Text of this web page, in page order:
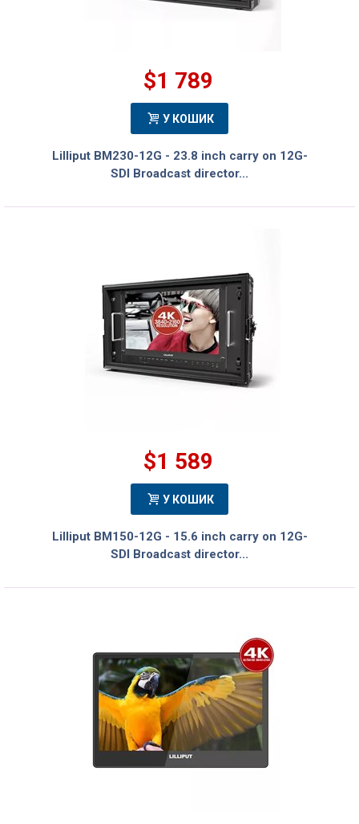
$1 789
У КОШИК
Lilliput BM230-12G - 23.8 inch carry on 12G-
SDI Broadcast director...
$1 589
У КОШИК
Lilliput BM150-12G - 15.6 inch carry on 12G-
SDI Broadcast director...